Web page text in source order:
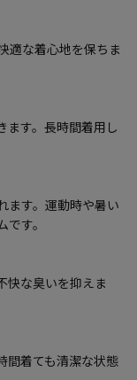
適な着心地を保ちま
ます。長時間着用し
ます。運動時や暑い
す。
快な臭いを抑えま
間着ても清潔な状態